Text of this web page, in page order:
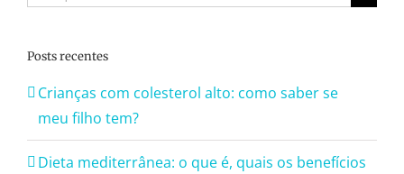
Posts recentes
Crianças com colesterol alto: como saber se
meu filho tem?
Dieta mediterrânea: o que é, quais os benefícios